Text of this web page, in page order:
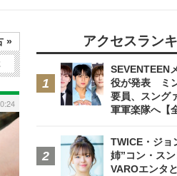
»
アクセスラン
SEVENTEEN
役が発表 ミ
要員、スング
軍軍楽隊へ【
TWICE・ジョ
姉”コン・ス
VAROエンタ